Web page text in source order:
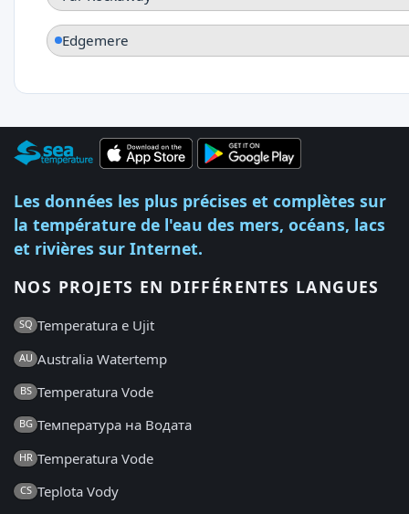
Edgemere
Les données les plus précises et complètes sur
la température de l'eau des mers, océans, lacs
et rivières sur Internet.
NOS PROJETS EN DIFFÉRENTES LANGUES
SQ Temperatura e Ujit
AU Australia Watertemp
BS Temperatura Vode
BG Температура на Водата
HR Temperatura Vode
CS Teplota Vody